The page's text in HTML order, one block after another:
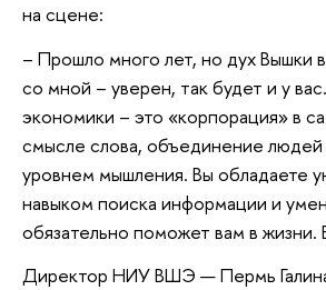
на сцене:
– Прошло много лет, но дух Вышки
со мной – уверен, так будет и у
экономики – это «корпорация» в
смысле слова, объединение
уровнем мышления. Вы обладаете
навыком поиска информации и
обязательно поможет вам в жизни.
Директор НИУ ВШЭ — Пермь